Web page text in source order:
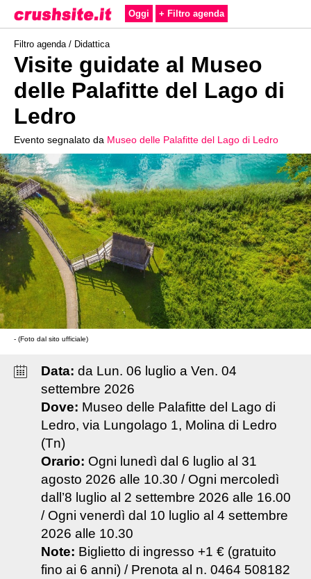
Oggi + Filtro agenda
Filtro agenda / Didattica
Visite guidate al Museo
delle Palafitte del Lago di
Ledro
Evento segnalato da Museo delle Palafitte del Lago di Ledro
- (Foto dal sito ufficiale)
Data: da Lun. 06 luglio a Ven. 04
settembre 2026
Dove: Museo delle Palafitte del Lago di
Ledro, via Lungolago 1, Molina di Ledro
(Tn)
Orario: Ogni lunedì dal 6 luglio al 31
agosto 2026 alle 10.30 / Ogni mercoledì
dall’8 luglio al 2 settembre 2026 alle 16.00
/ Ogni venerdì dal 10 luglio al 4 settembre
2026 alle 10.30
Note: Biglietto di ingresso +1 € (gratuito
fino ai 6 anni) / Prenota al n. 0464 508182